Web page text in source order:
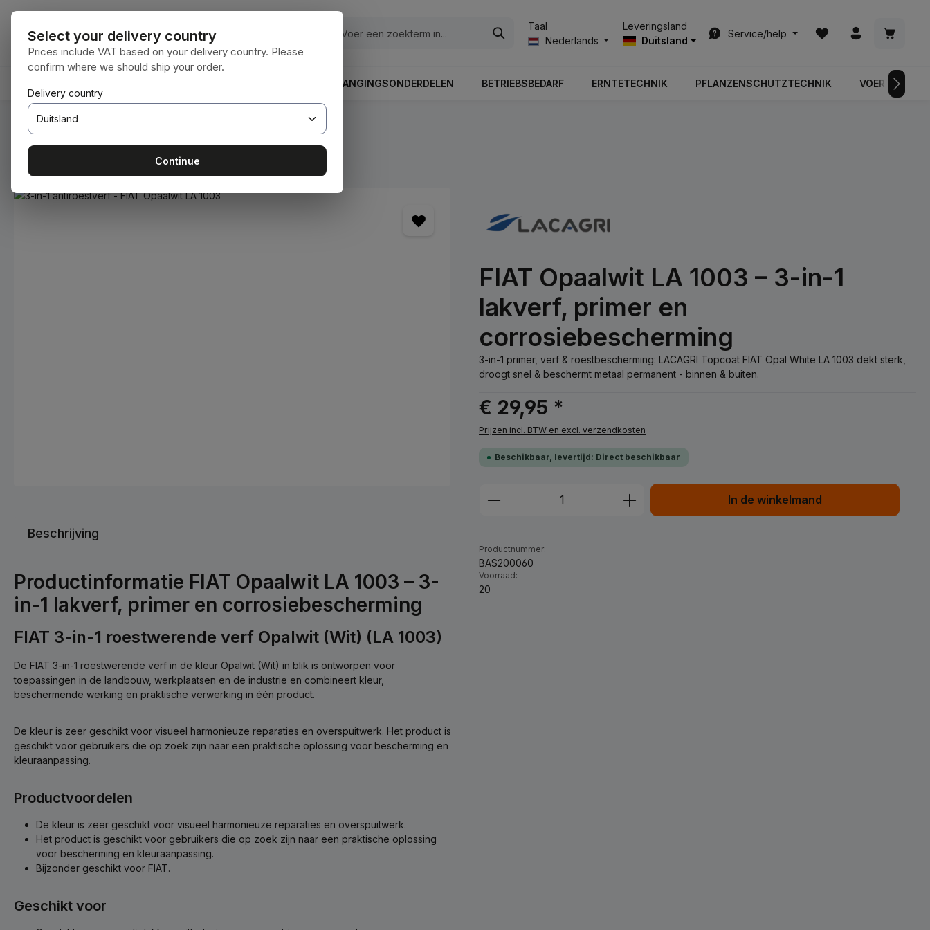
de hoofdinhoud
Ga naar de zoekopdracht
Ga naar de hoofdnavigatie
Taal
Nederlands
Leveringsland
Duitsland
Service/help
Je hebt 0 items op je
ORIGINELE VERVANGINGSONDERDELEN BETRIEBSBEDARF ERNTETECHNIK PFLANZENSCHUTZTECHNIK
U bent hier: Home Verbruiksmaterialen Verven en lakken
Afbeeldingengalerij overslaan
FIAT Opaalwit LA 1003 – 3-in-1
lakverf, primer en
corrosiebescherming
3-in-1 primer, verf & roestbescherming: LACAGRI Topcoat FIAT Opal White LA 1003 dekt sterk,
droogt snel & beschermt metaal permanent - binnen & buiten.
€ 29,95 *
Prijzen incl. BTW en excl. verzendkosten
Beschikbaar, levertijd: Direct beschikbaar
Producthoeveelheid: Voer de gewenste hoeveelheid in
In de winkelmand
Productnummer:
BAS200060
Voorraad:
20
Beschrijving
Productinformatie FIAT Opaalwit LA 1003 – 3-
in-1 lakverf, primer en corrosiebescherming
FIAT 3-in-1 roestwerende verf Opalwit (Wit) (LA 1003)
De FIAT 3-in-1 roestwerende verf in de kleur Opalwit (Wit) in blik is ontworpen voor
toepassingen in de landbouw, werkplaatsen en de industrie en combineert kleur,
beschermende werking en praktische verwerking in één product.
De kleur is zeer geschikt voor visueel harmonieuze reparaties en overspuitwerk. Het product is
geschikt voor gebruikers die op zoek zijn naar een praktische oplossing voor bescherming en
kleuraanpassing.
Productvoordelen
De kleur is zeer geschikt voor visueel harmonieuze reparaties en overspuitwerk.
Het product is geschikt voor gebruikers die op zoek zijn naar een praktische oplossing
voor bescherming en kleuraanpassing.
Bijzonder geschikt voor FIAT.
Geschikt voor
Select your delivery country
Prices include VAT based on your delivery country. Please
confirm where we should ship your order.
Delivery country
Continue